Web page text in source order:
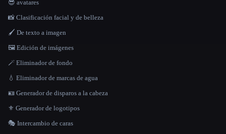
😎 avatares
📸 Clasificación facial y de belleza
🖌️ De texto a imagen
🖼️ Edición de imágenes
🪄 Eliminador de fondo
💧 Eliminador de marcas de agua
🪪 Generador de disparos a la cabeza
⚜️ Generador de logotipos
🎭 Intercambio de caras